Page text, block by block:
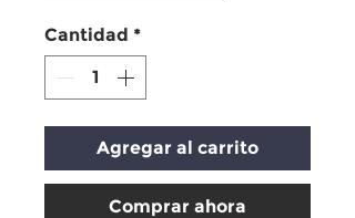
Cantidad *
Agregar al carrito
Comprar ahora